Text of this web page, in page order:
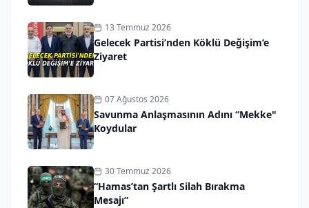
13 Temmuz 2026
Gelecek Partisi’nden Köklü Değişim’e
Ziyaret
07 Ağustos 2026
Savunma Anlaşmasının Adını “Mekke"
Koydular
30 Temmuz 2026
“Hamas’tan Şartlı Silah Bırakma
Mesajı”